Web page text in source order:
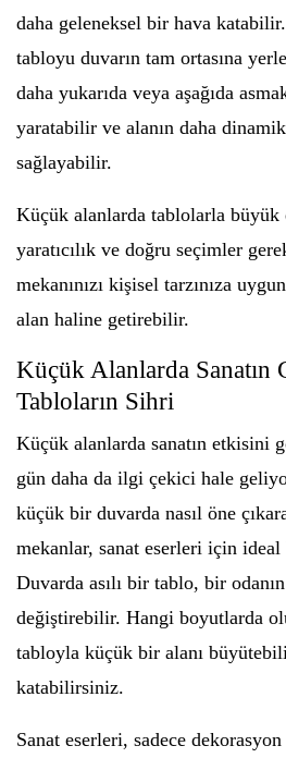
daha geleneksel bir hava
tabloyu duvarın tam ortasına
daha yukarıda veya aşağıda
yaratabilir ve alanın daha
sağlayabilir.
Küçük alanlarda tablolarla
yaratıcılık ve doğru seçimler
mekanınızı kişisel tarzınıza
alan haline getirebilir.
Küçük Alanlarda Sanatın
Tabloların Sihri
Küçük alanlarda sanatın etkisini
gün daha da ilgi çekici hale
küçük bir duvarda nasıl öne
mekanlar, sanat eserleri için
Duvarda asılı bir tablo, bir odanın
değiştirebilir. Hangi boyutlarda
tabloyla küçük bir alanı
katabilirsiniz.
Sanat eserleri, sadece